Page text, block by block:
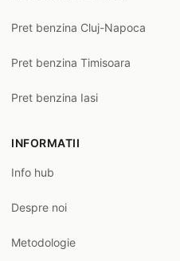
Pret benzina Cluj-Napoca
Pret benzina Timisoara
Pret benzina Iasi
INFORMATII
Info hub
Despre noi
Metodologie